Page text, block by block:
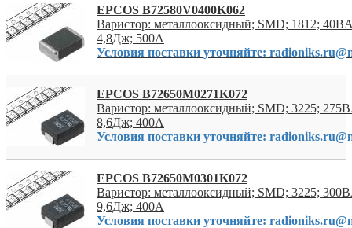
EPCOS B72580V0400K062
Варистор: металлооксидный; SMD; 1812;
4,8Дж; 500А
Условия поставки уточняйте:
EPCOS B72650M0271K072
Варистор: металлооксидный; SMD; 3225;
8,6Дж; 400А
Условия поставки уточняйте:
EPCOS B72650M0301K072
Варистор: металлооксидный; SMD; 3225;
9,6Дж; 400А
Условия поставки уточняйте: